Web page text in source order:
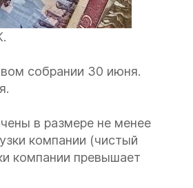
собрании 30 июня.
в размере не менее
компании (чистый
компании превышает